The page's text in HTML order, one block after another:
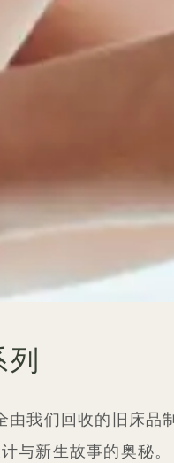
们回收的旧床品
与新生故事的奥秘。